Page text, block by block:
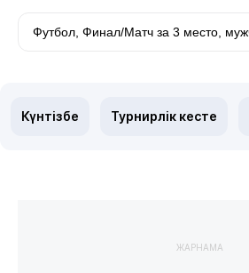
Күнтізбе Турнирлік кесте
ЖАРНАМА